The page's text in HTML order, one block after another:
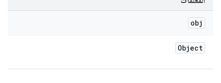
obj
Object